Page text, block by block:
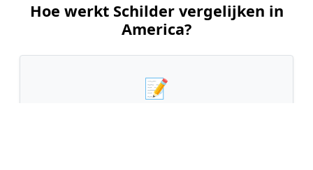
Hoe werkt Schilder vergelijken in
America?
📝